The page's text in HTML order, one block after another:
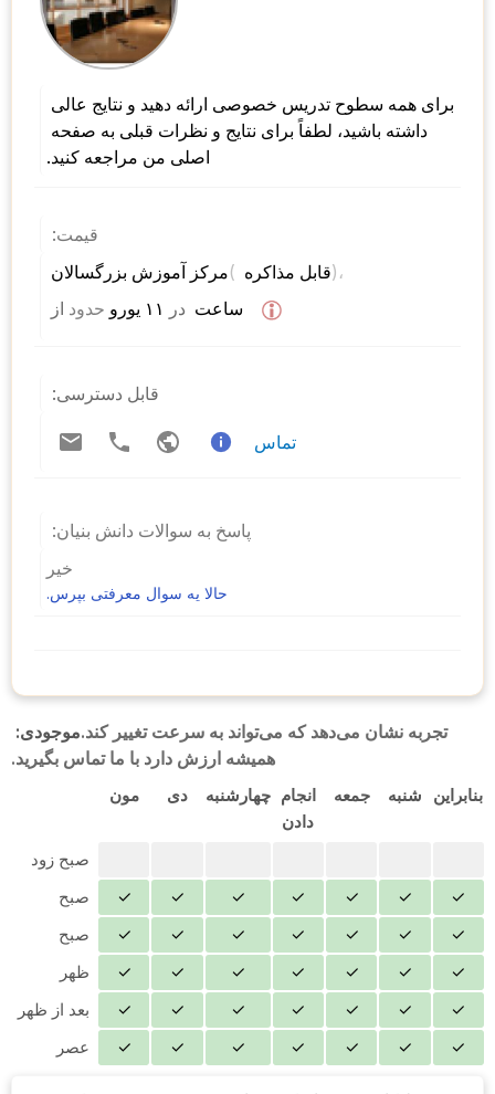
برای همه سطوح تدریس خصوصی ارائه دهید و نتایج عالی
اصلی من مراجعه کنید.
قیمت:
مرکز آموزش بزرگسالان ( قابل مذاکره )،
از حدود در ساعت
قابل دسترسی:
تماس
پاسخ به سوالات دانش بنیان:
خیر
حالا یه سوال معرفتی بپرس.
موجودی:تجربه نشان می‌دهد که می‌تواند به سرعت تغییر کند.
همیشه ارزش دارد با ما تماس بگیرید.
مون دی چهارشنبه انجام
دادن
جمعه شنبه بنابراین
صبح زود
صبح
✓ ✓ ✓ ✓ ✓ ✓
✓
صبح
✓ ✓ ✓ ✓ ✓ ✓
✓
ظهر
✓ ✓ ✓ ✓ ✓ ✓
✓
بعد از ظهر
✓ ✓ ✓ ✓ ✓ ✓
✓
عصر
✓ ✓ ✓ ✓ ✓ ✓ ✓